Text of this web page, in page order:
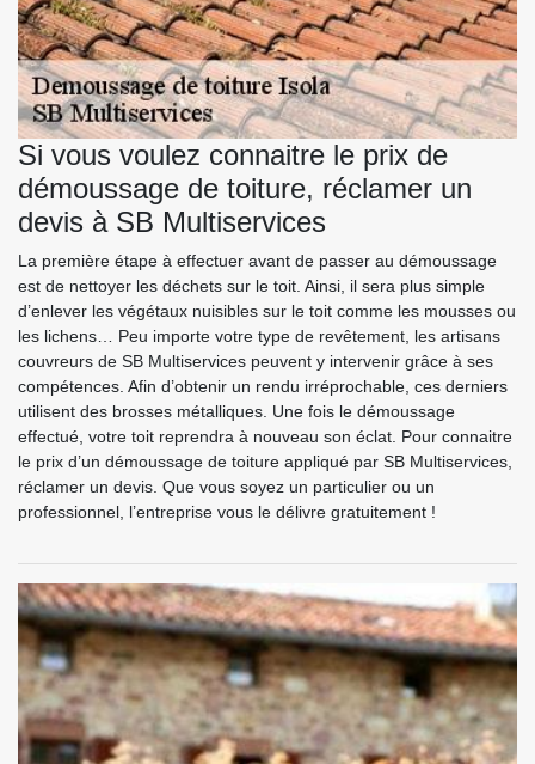
Si vous voulez connaitre le prix de
démoussage de toiture, réclamer un
devis à SB Multiservices
La première étape à effectuer avant de passer au démoussage
est de nettoyer les déchets sur le toit. Ainsi, il sera plus simple
d’enlever les végétaux nuisibles sur le toit comme les mousses ou
les lichens… Peu importe votre type de revêtement, les artisans
couvreurs de SB Multiservices peuvent y intervenir grâce à ses
compétences. Afin d’obtenir un rendu irréprochable, ces derniers
utilisent des brosses métalliques. Une fois le démoussage
effectué, votre toit reprendra à nouveau son éclat. Pour connaitre
le prix d’un démoussage de toiture appliqué par SB Multiservices,
réclamer un devis. Que vous soyez un particulier ou un
professionnel, l’entreprise vous le délivre gratuitement !